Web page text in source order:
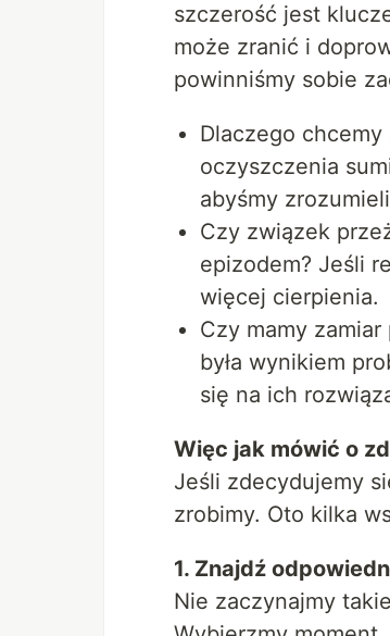
szczerość jest
może zranić i
powinniśmy sobie
Dlaczego
oczyszczenia
abyśmy
Czy związek
epizodem? Jeśli
więcej cierpienia.
Czy mamy
była wynikiem
się na ich
Więc jak mówić o
Jeśli zdecydujemy
zrobimy. Oto kilka
1. Znajdź
Nie zaczynajmy